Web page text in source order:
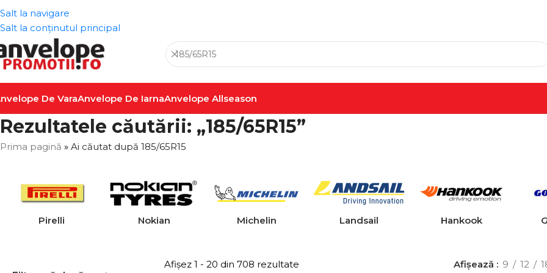
Salt la navigare
Salt la conținutul principal
De VaraAnvelope De IarnaAnvelope Allseason
Rezultatele căutării: „185/65R15”
Prima pagină » Ai căutat după 185/65R15
Pirelli Nokian Michelin Landsail Hankook
Afișez 1 - 20 din 708 rezultate Afișează 9 12